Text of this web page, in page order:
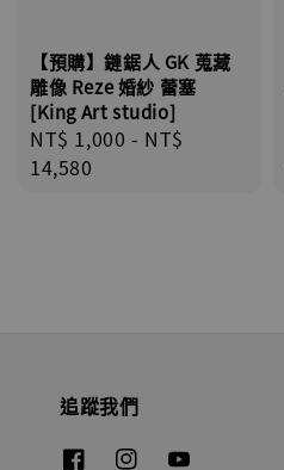
【預購】鏈鋸人 GK 蒐藏
雕像 Reze 婚紗 蕾塞
[King Art studio]
Regular
price
NT$ 1,000 - NT$
14,580
追蹤我們